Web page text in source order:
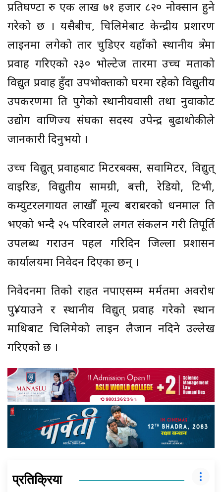
प्रतिघण्टा रु एक लाख ७१ हजार ८२० नोक्सान हुने
गरेको छ । यसैबीच, चिलिमेबाट केन्द्रीय प्रशारण
लाइनमा लगेको तार चुडिएर यहाँको स्थानीय क्षेत्रमा
प्रवाह गरिएको २३० भोल्टेज तारमा उच्च क्षमताको
विद्युत प्रवाह हुँदा उपभोक्ताको घरमा रहेको विद्युतीय
उपकरणमा क्षति पुगेको स्थानीयवासी तथा नुवाकोट
उद्योग वाणिज्य संघका सदस्य उपेन्द्र बुढाथोकीले
जानकारी दिनुभयो ।
उच्च विद्युत् प्रवाहबाट मिटरबक्स, सवामिटर, विद्युत्
वाइरिङ, विद्युतीय सामग्री, बत्ती, रेडियो, टिभी,
कम्युटरलगायत लाखौँ मूल्य बराबरको धनमाल क्षति
भएको भन्दै २५ परिवारले लगत संकलन गरी क्षतिपूर्ति
उपलब्ध गराउन पहल गरिदिन जिल्ला प्रशासन
कार्यालयमा निवेदन दिएका छन् ।
निवेदनमा क्षतिको राहत नपाएसम्म मर्मतमा अवरोध
पु¥याउने र स्थानीय विद्युत् प्रवाह गरेको स्थान
माथिबाट चिलिमेको लाइन लैजान नदिने उल्लेख
गरिएको छ ।
प्रतिक्रिया